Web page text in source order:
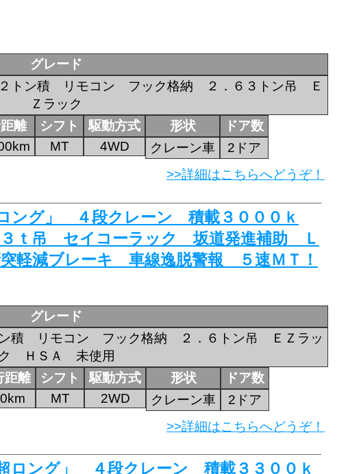
グレード
トン積 リモコン フック格納 ２．６３トン吊 Ｅ
Ｚラック
離
シフト
MT
駆動方式
4WD
形状
クレーン車
ドア数
2ドア
>>詳細はこちらへどうぞ！
グ」 ４段クレーン 積載３０００ｋ
ｔ吊 セイコーラック 坂道発進補助 Ｌ
軽減ブレーキ 車線逸脱警報 ５速ＭＴ！
グレード
積 リモコン フック格納 ２．６トン吊 ＥＺラッ
ク ＨＳＡ 未使用
距離
シフト
MT
駆動方式
2WD
形状
クレーン車
ドア数
2ドア
>>詳細はこちらへどうぞ！
ング」 ４段クレーン 積載３３００ｋ